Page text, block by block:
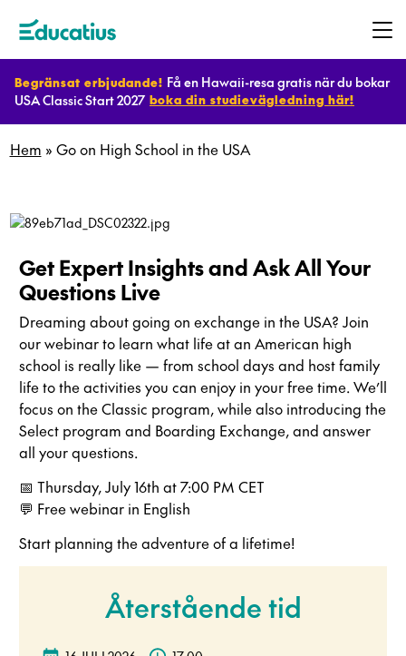
Begränsat erbjudande! Få en Hawaii-resa gratis när du bokar
USA Classic Start 2027 boka din studievägledning här!
Destinationer
Planera
ditt
utbyte
Bli
värdfamilj
Hem » Go on High School in the USA
Get Expert Insights and Ask All Your
Questions Live
Dreaming about going on exchange in the USA? Join
our webinar to learn what life at an American high
school is really like — from school days and host family
life to the activities you can enjoy in your free time. We’ll
focus on the Classic program, while also introducing the
Select program and Boarding Exchange, and answer
all your questions.
📅 Thursday, July 16th at 7:00 PM CET
💬 Free webinar in English
Start planning the adventure of a lifetime!
Återstående tid